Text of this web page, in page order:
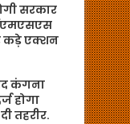
सरकार
कड़े एक्शन
कंगना
होगा
तहरीर.